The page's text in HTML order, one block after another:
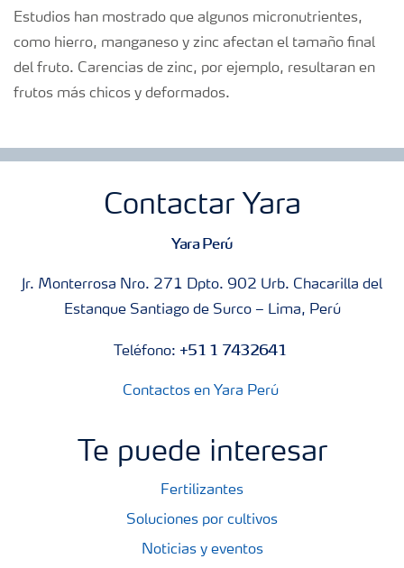
Estudios han mostrado que algunos micronutrientes,
como hierro, manganeso y zinc afectan el tamaño final
del fruto. Carencias de zinc, por ejemplo, resultaran en
frutos más chicos y deformados.
Contactar Yara
Yara Perú
Jr. Monterrosa Nro. 271 Dpto. 902 Urb. Chacarilla del
Estanque Santiago de Surco – Lima, Perú
Teléfono:+51 1 7432641
Contactos en Yara Perú
Te puede interesar
Fertilizantes
Soluciones por cultivos
Noticias y eventos